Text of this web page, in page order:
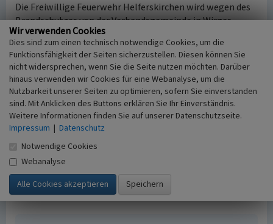
Die Freiwillige Feuerwehr Helferskirchen wird wegen des
Brandschutzes von der Verbandsgemeinde in Wirges
finanziert und ausgestattet. Mit Unterstützung des
Fördervereines können weitere Gerätschaften und
Fahrzeuge finanziert werden.
Der Verein hat auch die Aufgabe, die Kameradschaft unter
den Feuerwehrangehörigen zu fördern. So werden
Feuerwehrtage oder Vereinsausflüge organisiert. Die
Feuerwehr unterstütz die Gemeinde zu verschiedenen
Anlässen wie beispielsweise Kirmes, Martinszug,
Tiersegnungen, Seniorentag und so weiter.
(Larissa Traudt, Miriam Rauth, Fiona Stolle, Universität
Koblenz-Landau, 2020)
Wir verwenden Cookies
Dies sind zum einen technisch notwendige Cookies, um die
Funktionsfähigkeit der Seiten sicherzustellen. Diesen können Sie
nicht widersprechen, wenn Sie die Seite nutzen möchten. Darüber
hinaus verwenden wir Cookies für eine Webanalyse, um die
Nutzbarkeit unserer Seiten zu optimieren, sofern Sie einverstanden
sind. Mit Anklicken des Buttons erklären Sie Ihr Einverständnis.
Weitere Informationen finden Sie auf unserer Datenschutzseite.
Impressum | Datenschutz
Notwendige Cookies
Webanalyse